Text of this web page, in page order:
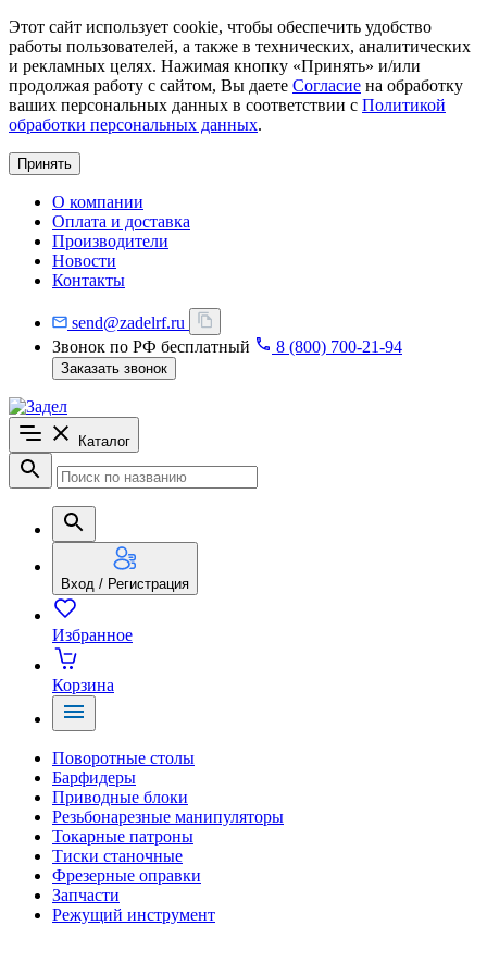
Этот сайт использует cookie, чтобы обеспечить удобство
работы пользователей, а также в технических, аналитических
и рекламных целях. Нажимая кнопку «Принять» и/или
продолжая работу с сайтом, Вы даете Согласие на обработку
ваших персональных данных в соответствии с Политикой
обработки персональных данных.
Принять
О компании
Оплата и доставка
Производители
Новости
Контакты
send@zadelrf.ru
Звонок по РФ бесплатный
8 (800) 700-21-94
Заказать звонок
Каталог
Вход / Регистрация
Избранное
Корзина
Поворотные столы
Барфидеры
Приводные блоки
Резьбонарезные манипуляторы
Токарные патроны
Тиски станочные
Фрезерные оправки
Запчасти
Режущий инструмент